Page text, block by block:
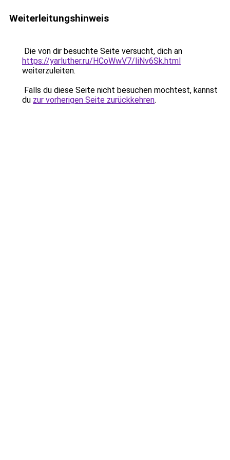
Weiterleitungshinweis
Die von dir besuchte Seite versucht, dich an
https://yarluther.ru/HCoWwV7/IiNv6Sk.html
weiterzuleiten.
Falls du diese Seite nicht besuchen möchtest, kannst
du zur vorherigen Seite zurückkehren.